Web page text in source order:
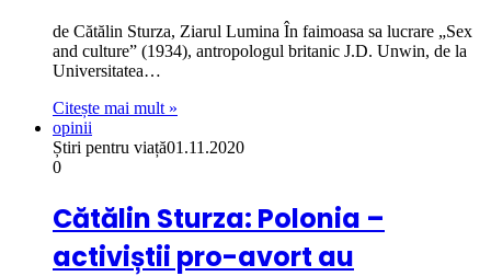
de Cătălin Sturza, Ziarul Lumina În faimoasa sa lucrare „Sex
and culture” (1934), antropologul britanic J.D. Unwin, de la
Universitatea…
Citește mai mult »
opinii
Știri pentru viață01.11.2020
0
Cătălin Sturza: Polonia –
activiștii pro-avort au